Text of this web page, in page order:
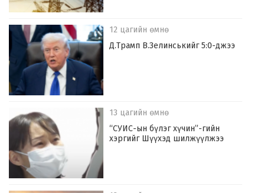
12 цагийн өмнө
Д.Трамп В.Зелинськийг 5:0-джээ
13 цагийн өмнө
“СУИС-ын бүлэг хүчин”-гийн
хэргийг Шүүхэд шилжүүлжээ